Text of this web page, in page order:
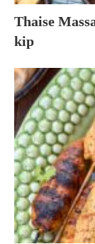
Thaise
kip